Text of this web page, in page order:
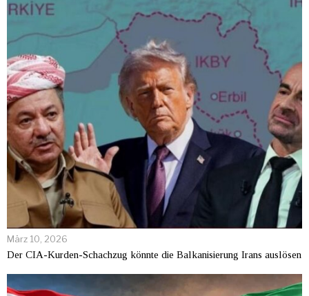
März 10, 2026
Der CIA-Kurden-Schachzug könnte die Balkanisierung Irans auslösen